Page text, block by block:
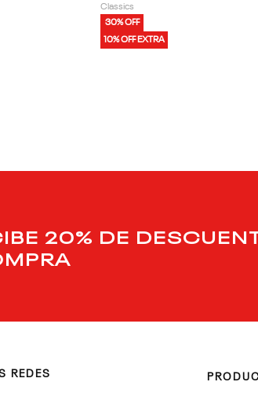
Classics
30% OFF
10% OFF EXTRA
20% DE
REDES